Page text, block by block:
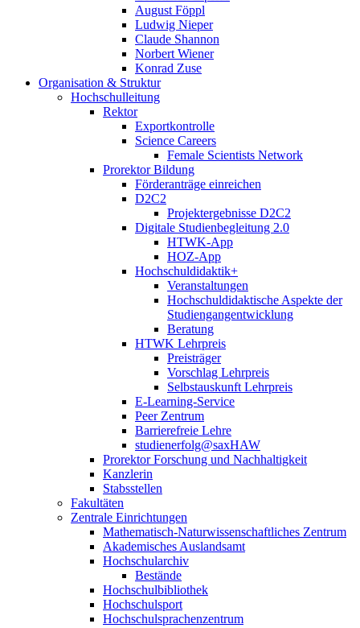
August Föppl
Ludwig Nieper
Claude Shannon
Norbert Wiener
Konrad Zuse
Organisation & Struktur
Hochschulleitung
Rektor
Exportkontrolle
Science Careers
Female Scientists Network
Prorektor Bildung
Förderanträge einreichen
D2C2
Projektergebnisse D2C2
Digitale Studienbegleitung 2.0
HTWK-App
HOZ-App
Hochschuldidaktik+
Veranstaltungen
Hochschuldidaktische Aspekte der
Studiengangentwicklung
Beratung
HTWK Lehrpreis
Preisträger
Vorschlag Lehrpreis
Selbstauskunft Lehrpreis
E-Learning-Service
Peer Zentrum
Barrierefreie Lehre
studienerfolg@saxHAW
Prorektor Forschung und Nachhaltigkeit
Kanzlerin
Stabsstellen
Fakultäten
Zentrale Einrichtungen
Mathematisch-Naturwissenschaftliches Zentrum
Akademisches Auslandsamt
Hochschularchiv
Bestände
Hochschulbibliothek
Hochschulsport
Hochschulsprachenzentrum